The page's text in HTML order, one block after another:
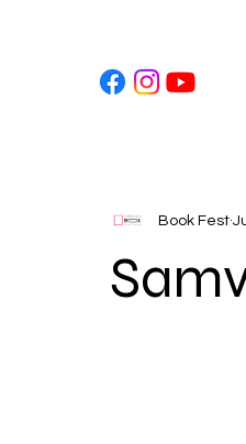
Book Fest